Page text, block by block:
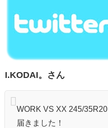
I.KODAI。さん
WORK VS XX 245/35R20
届きました！